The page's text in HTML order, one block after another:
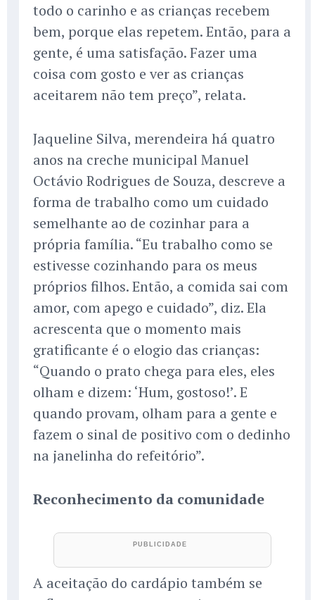
todo o carinho e as crianças recebem
bem, porque elas repetem. Então, para a
gente, é uma satisfação. Fazer uma
coisa com gosto e ver as crianças
aceitarem não tem preço”, relata.
Jaqueline Silva, merendeira há quatro
anos na creche municipal Manuel
Octávio Rodrigues de Souza, descreve a
forma de trabalho como um cuidado
semelhante ao de cozinhar para a
própria família. “Eu trabalho como se
estivesse cozinhando para os meus
próprios filhos. Então, a comida sai com
amor, com apego e cuidado”, diz. Ela
acrescenta que o momento mais
gratificante é o elogio das crianças:
“Quando o prato chega para eles, eles
olham e dizem: ‘Hum, gostoso!’. E
quando provam, olham para a gente e
fazem o sinal de positivo com o dedinho
na janelinha do refeitório”.
Reconhecimento da comunidade
A aceitação do cardápio também se